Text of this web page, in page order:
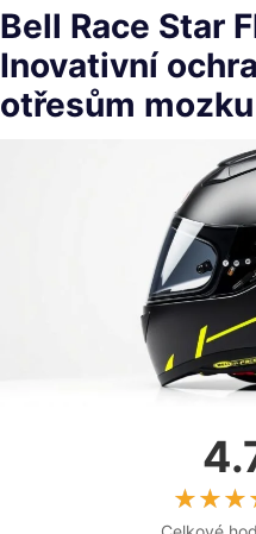
Bell Race Star
Inovativní
otřesům mozku